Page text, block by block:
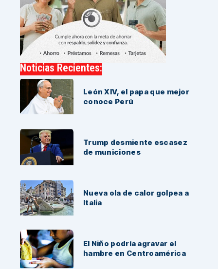
Noticias Recientes:
León XIV, el papa que mejor
conoce Perú
Trump desmiente escasez
de municiones
Nueva ola de calor golpea a
Italia
El Niño podría agravar el
hambre en Centroamérica